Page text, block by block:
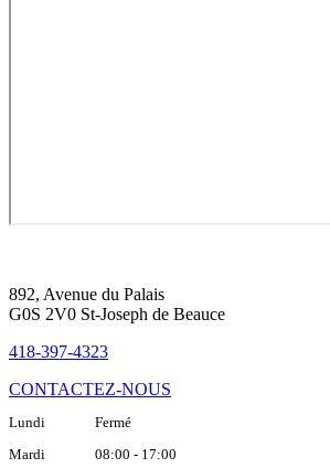
892, Avenue du Palais
G0S 2V0 St-Joseph de Beauce
418-397-4323
CONTACTEZ-NOUS
Lundi Fermé
Mardi 08:00 - 17:00